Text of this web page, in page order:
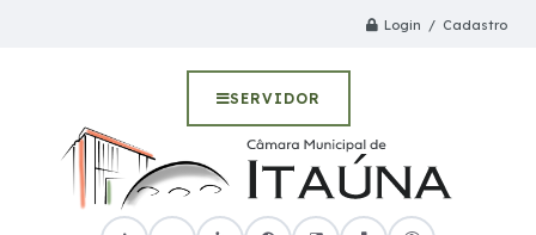
Login / Cadastro
SERVIDOR